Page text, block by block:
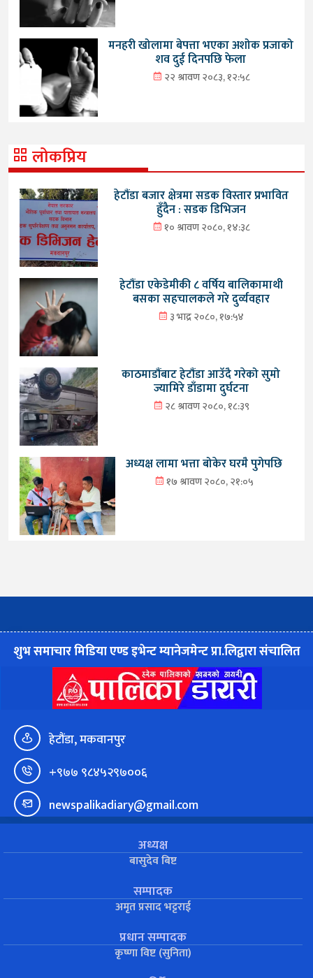
मनहरी खोलामा बेपत्ता भएका अशोक प्रजाको
शव दुई दिनपछि फेला
२२ श्रावण २०८३, १२:५८
लोकप्रिय
हेटौंडा बजार क्षेत्रमा सडक विस्तार प्रभावित
हुँदैन : सडक डिभिजन
१० श्रावण २०८०, १४:३८
हेटौंडा एकेडेमीकी ८ वर्षिय बालिकामाथी
बसका सहचालकले गरे दुर्व्यवहार
३ भाद्र २०८०, १७:५४
काठमाडौंबाट हेटौंडा आउँदै गरेको सुमो
ज्यामिरे डाँडामा दुर्घटना
२८ श्रावण २०८०, १८:३९
अध्यक्ष लामा भत्ता बोकेर घरमै पुगेपछि
१७ श्रावण २०८०, २१:०५
शुभ समाचार मिडिया एण्ड इभेन्ट म्यानेजमेन्ट प्रा.लिद्वारा संचालित
हेटौंडा, मकवानपुर
+९७७ ९८४५२९७००६
newspalikadiary@gmail.com
अध्यक्ष
बासुदेव बिष्ट
सम्पादक
अमृत प्रसाद भट्टराई
प्रधान सम्पादक
कृष्णा विष्ट (सुनिता)